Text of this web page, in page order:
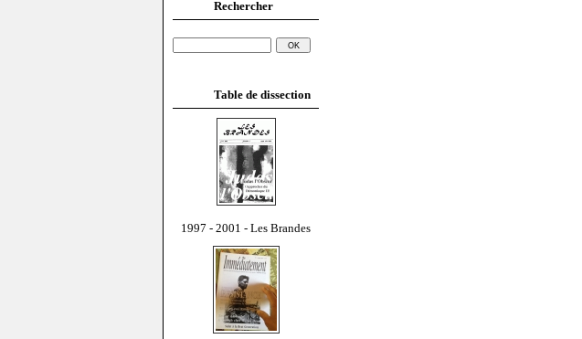
Rechercher
Table de dissection
1997 - 2001 - Les Brandes